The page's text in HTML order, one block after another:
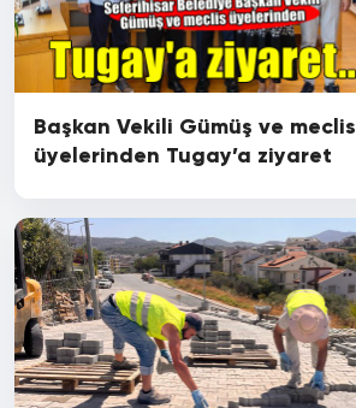
Başkan Vekili Gümüş ve meclis
üyelerinden Tugay’a ziyaret